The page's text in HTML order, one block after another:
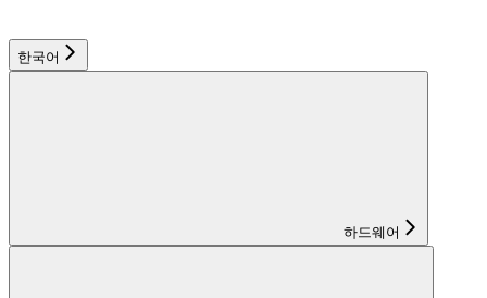
한국어
하드웨어